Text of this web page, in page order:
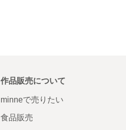
作品販売について
minneで売りたい
食品販売